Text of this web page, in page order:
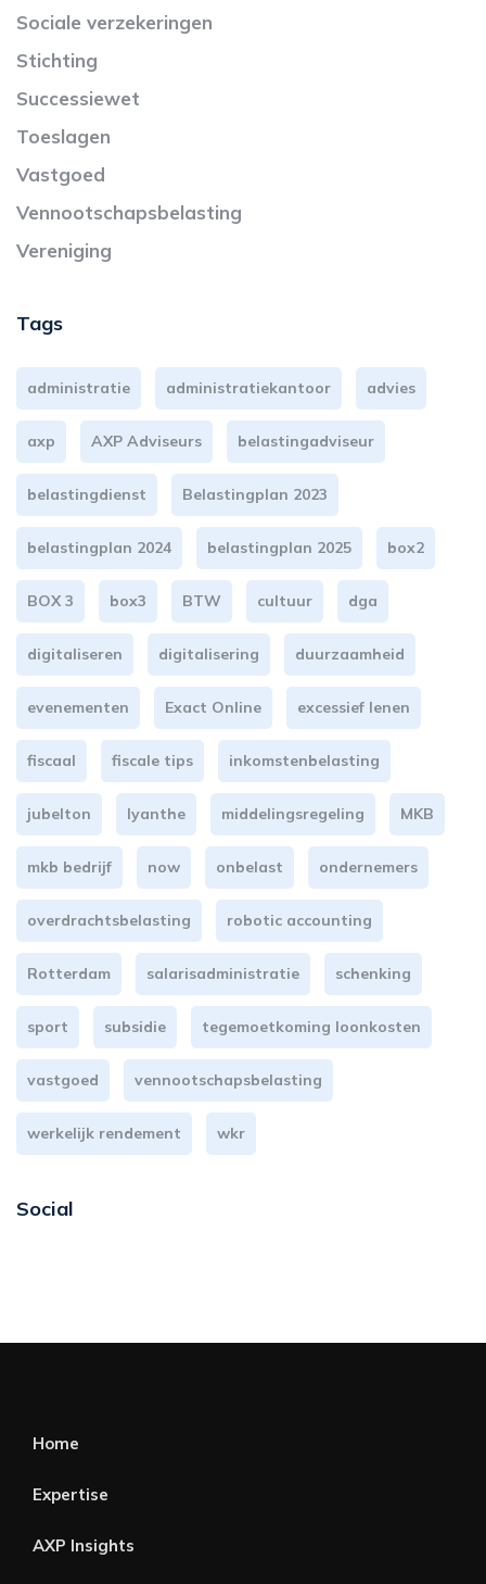
Sociale verzekeringen
Stichting
Successiewet
Toeslagen
Vastgoed
Vennootschapsbelasting
Vereniging
Tags
administratie administratiekantoor advies
axp AXP Adviseurs belastingadviseur
belastingdienst Belastingplan 2023
belastingplan 2024 belastingplan 2025 box2
BOX 3 box3 BTW cultuur dga
digitaliseren digitalisering duurzaamheid
evenementen Exact Online excessief lenen
fiscaal fiscale tips inkomstenbelasting
jubelton lyanthe middelingsregeling MKB
mkb bedrijf now onbelast ondernemers
overdrachtsbelasting robotic accounting
Rotterdam salarisadministratie schenking
sport subsidie tegemoetkoming loonkosten
vastgoed vennootschapsbelasting
werkelijk rendement wkr
Social
Home
Expertise
AXP Insights